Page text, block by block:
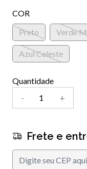
COR
Preto
Verde
Azul Celeste
Quantidade
-
+
Frete e